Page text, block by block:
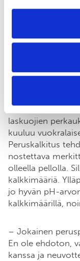
– Mielestäni on
pellon, hyödyt
pidempään kuin
vuokrasopimus
mutta myös
laskuojien
kuuluu
Peruskalkitus
nostettava
olleella pellolla.
kalkkimääriä.
jo hyvän pH-
kalkkimäärillä,
– Jokainen
En ole ehdoton,
kanssa ja